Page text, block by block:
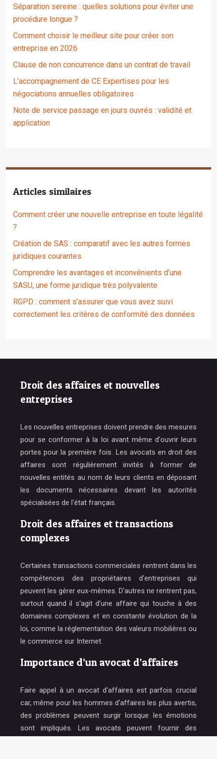
Séparation sereine : quelles solutions pour éviter une
procédure longue ?
Comment choisir le meilleur site pour créer son
entreprise en 2026
Clause de non concurrence dans un contrat de travail
L’accompagnement de CE Expertises pour les
négociations annuelles obligatoires
Note de service passage en jours ouvrés : validité et
application
Articles similaires
Comment créer une nouvelle entreprise en toute légalité
?
Création de SAS : comparatif avec les autres formes
juridiques courantes
Comprendre les avantages et inconvénients d’une
SASU, une forme juridique très polyvalente
RGPD : comment s’assurer que vous avez suivi
correctement les critères de conformité des données
Droit des affaires et nouvelles
entreprises
Les nouvelles entreprises doivent prendre des mesures
pour se conformer à la loi avant même d'ouvrir leurs
portes pour la première fois. Les avocats en droit des
affaires sont régulièrement invités à former de
nouvelles entités au nom de leurs clients en déposant
les documents nécessaires devant les autorités
spécialisées de l'état français.
Droit des affaires et transactions
complexes
Certaines transactions commerciales rentrent dans les
compétences des propriétaires d'entreprises qui
peuvent les gérer eux-mêmes. D'autres ne rentrent pas,
surtout quand il s'agit d'une affaire qui touche à des
domaines complexes et en constante évolution de la
loi, comme la réglementation des valeurs mobilières ou
le commerce sur Internet.
Importance d’un avocat d’affaires
Faire appel à un avocat d'affaires est parfois crucial
car, même pour les hommes d'affaires les plus avertis,
des problèmes peuvent surgir lorsque les émotions
sont impliqués. Les avocats peuvent fournir des